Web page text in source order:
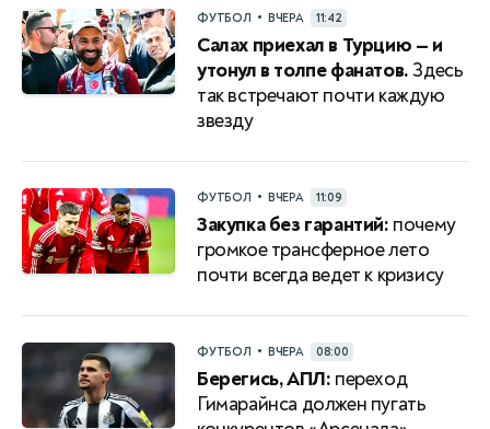
ФУТБОЛ • ВЧЕРА 11:42
Салах приехал в Турцию — и
утонул в толпе фанатов.Здесь
так встречают почти каждую
звезду
ФУТБОЛ • ВЧЕРА 11:09
Закупка без гарантий: почему
громкое трансферное лето
почти всегда ведет к кризису
ФУТБОЛ • ВЧЕРА 08:00
Берегись, АПЛ: переход
Гимарайнса должен пугать